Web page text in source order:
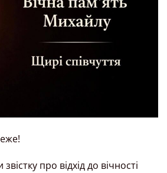
про відхід до вічності